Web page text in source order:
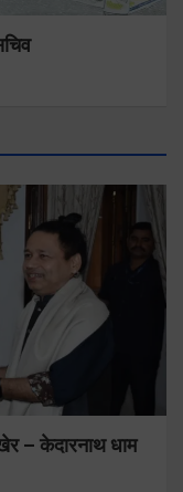
– केदारनाथ धाम